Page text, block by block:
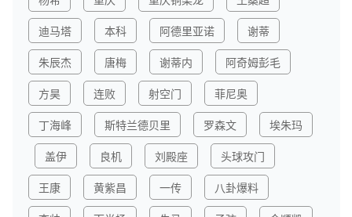
迪马塔
本科 阿德里亚诺
谢蒂
朱辰杰
唐梅 谢蒂内
阿奇姆彭毛
方昊
连败 射空门
菲尼奥
丁海峰
斯特兰德贝里 罗森文
埃朱玛
盖伊
良机 刘殿座
头球攻门
王康
黄紫昌 一传
八卦爆料